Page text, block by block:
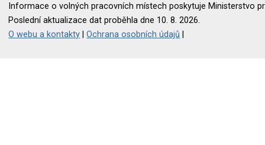
Informace o volných pracovních místech poskytuje Ministerstvo
Poslední aktualizace dat proběhla dne 10. 8. 2026.
O webu a kontakty |Ochrana osobních údajů